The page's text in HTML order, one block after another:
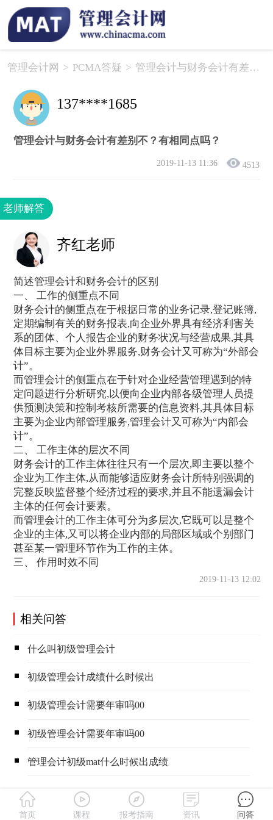
管理会计网 > PCMA答疑 > 管理会计与财务会计有差别不？有相同点吗？
137****1685
管理会计与财务会计有差别不？有相同点吗？
2019-11-13 11:36 4513
老师解答
齐红老师
简述管理会计和财务会计的区别
一、 工作的侧重点不同
财务会计的侧重点在于根据日常的业务记录,登记账簿,
定期编制有关的财务报表,向企业外界具有经济利害关
系的团体、个人报告企业的财务状况与经营成果,其具
体目标主要为企业外界服务,财务会计又可称为“外部会
计”。
而管理会计的侧重点在于针对企业经营管理遇到的特
定问题进行分析研究,以便向企业内部各级管理人员提
供预测决策和控制考核所需要的信息资料,其具体目标
主要为企业内部管理服务,管理会计又可称为“内部会
计”。
二、 工作主体的层次不同
财务会计的工作主体往往只有一个层次,即主要以整个
企业为工作主体,从而能够适应财务会计所特别强调的
完整反映监督整个经济过程的要求,并且不能遗漏会计
主体的任何会计要素。
而管理会计的工作主体可分为多层次,它既可以是整个
企业的主体,又可以将企业内部的局部区域或个别部门
甚至某一管理环节作为工作的主体。
三、 作用时效不同
2019-11-13 12:02
相关问答
什么叫初级管理会计
初级管理会计成绩什么时候出
初级管理会计需要年审吗00
初级管理会计需要年审吗00
管理会计初级mat什么时候出成绩
首页 课程 报考指南 资讯 问答